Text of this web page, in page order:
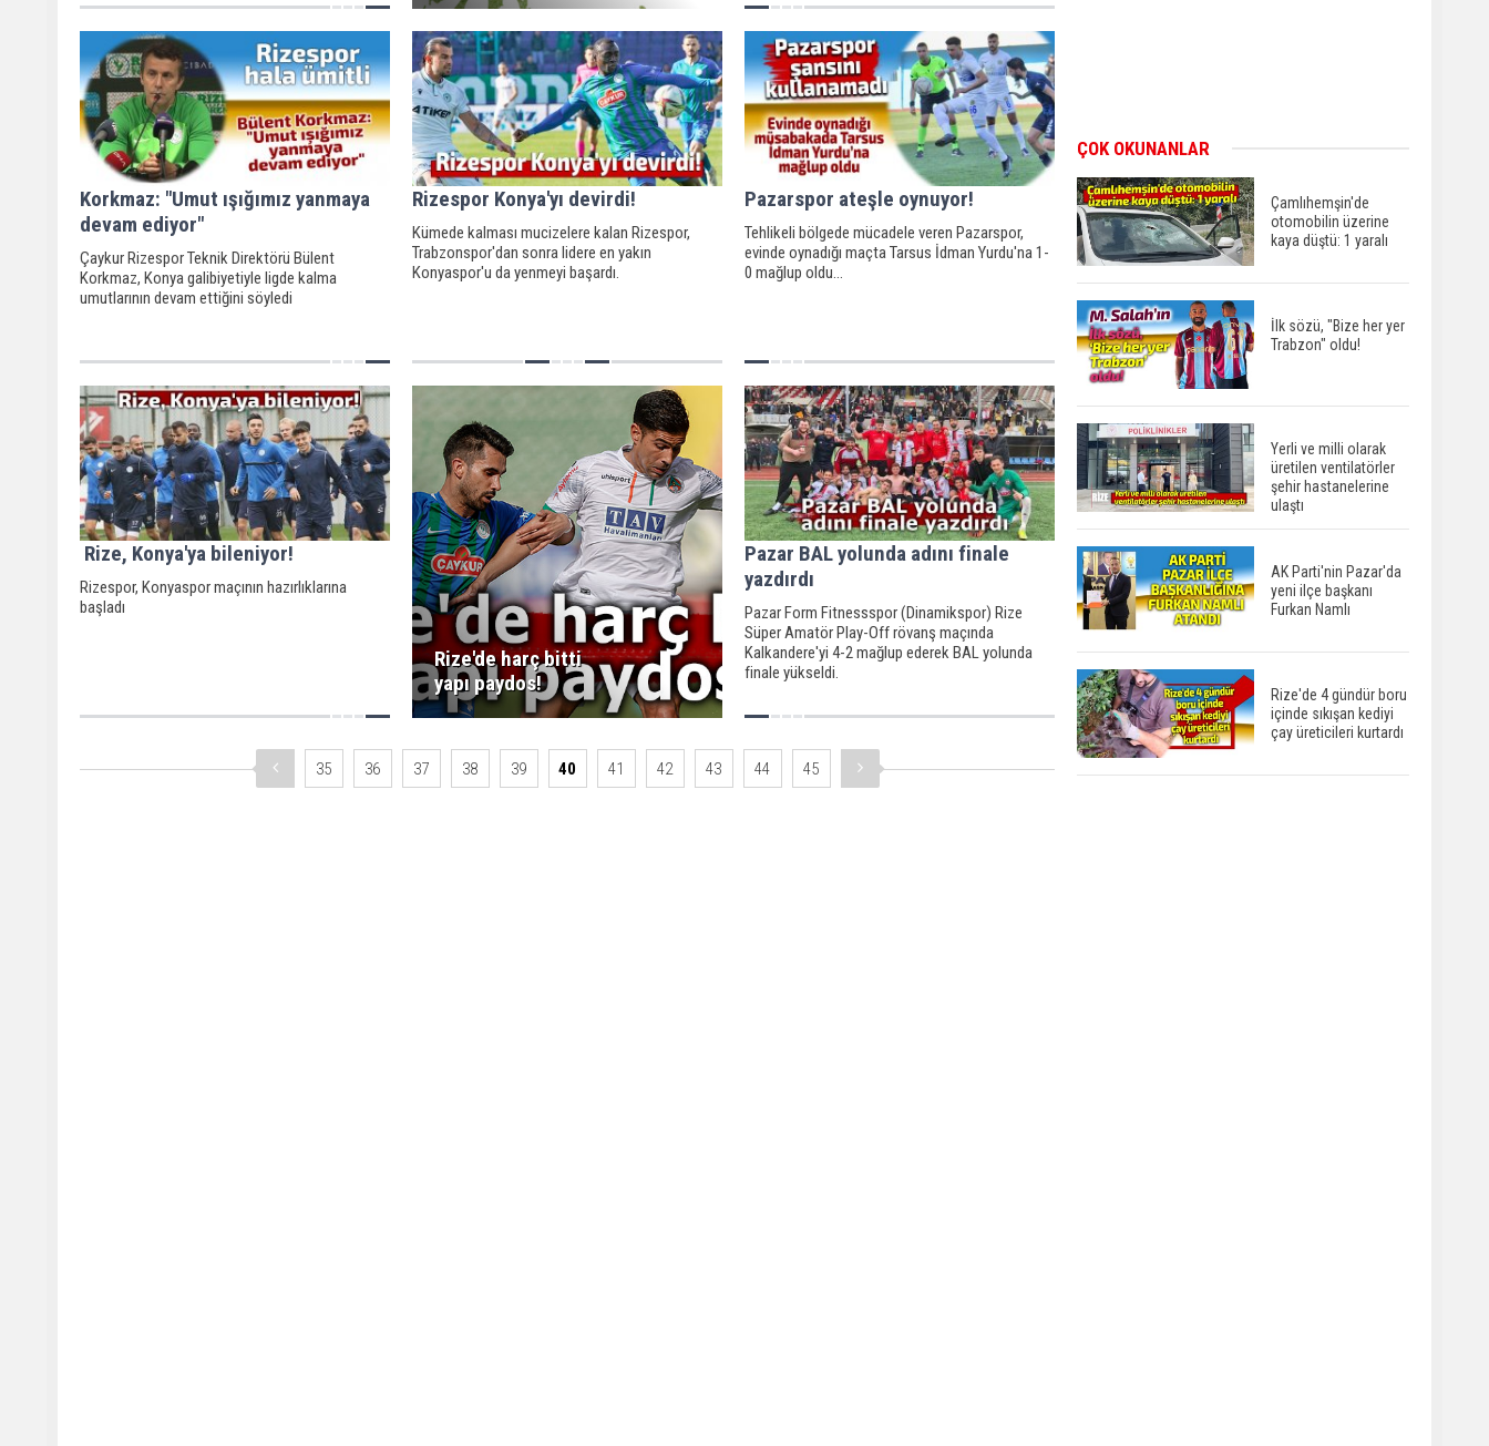
Korkmaz: "Umut ışığımız yanmaya
devam ediyor"
Çaykur Rizespor Teknik Direktörü Bülent
Korkmaz, Konya galibiyetiyle ligde kalma
umutlarının devam ettiğini söyledi
Rizespor Konya'yı devirdi!
Kümede kalması mucizelere kalan Rizespor,
Trabzonspor'dan sonra lidere en yakın
Konyaspor'u da yenmeyi başardı.
Pazarspor ateşle oynuyor!
Tehlikeli bölgede mücadele veren Pazarspor,
evinde oynadığı maçta Tarsus İdman Yurdu'na 1-
0 mağlup oldu...
Rize, Konya'ya bileniyor!
Rizespor, Konyaspor maçının hazırlıklarına
başladı
Rize'de harç bitti
yapı paydos!
Pazar BAL yolunda adını finale
yazdırdı
Pazar Form Fitnessspor (Dinamikspor) Rize
Süper Amatör Play-Off rövanş maçında
Kalkandere'yi 4-2 mağlup ederek BAL yolunda
finale yükseldi.
35 36 37 38 39 40 41 42 43 44 45
ÇOK OKUNANLAR
Çamlıhemşin'de
otomobilin üzerine
kaya düştü: 1 yaralı
İlk sözü, "Bize her yer
Trabzon" oldu!
Yerli ve milli olarak
üretilen ventilatörler
şehir hastanelerine
ulaştı
AK Parti'nin Pazar'da
yeni ilçe başkanı
Furkan Namlı
Rize'de 4 gündür boru
içinde sıkışan kediyi
çay üreticileri kurtardı